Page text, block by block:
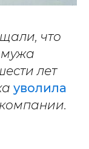
что
лет
уволила